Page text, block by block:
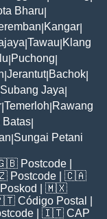
Bharu
Kangar
Tawau Klang
Puchong
Jerantut| Bachok
Subang Jaya
Temerloh Rawang
Batas
Sungai Petani
Postcode
Postcode | 🇨🇦
Poskod
| 🇲🇽
Código Postal
| 🇮🇹 CAP